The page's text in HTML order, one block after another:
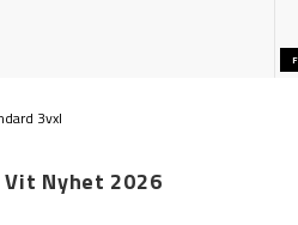
3vxl
Vit Nyhet 2026